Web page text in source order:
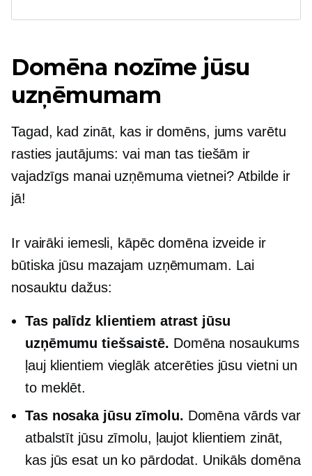
Domēna nozīme jūsu
uzņēmumam
Tagad, kad zināt, kas ir domēns, jums varētu
rasties jautājums: vai man tas tiešām ir
vajadzīgs manai uzņēmuma vietnei? Atbilde ir
jā!
Ir vairāki iemesli, kāpēc domēna izveide ir
būtiska jūsu mazajam uzņēmumam. Lai
nosauktu dažus:
Tas palīdz klientiem atrast jūsu
uzņēmumu tiešsaistē. Domēna nosaukums
ļauj klientiem vieglāk atcerēties jūsu vietni un
to meklēt.
Tas nosaka jūsu zīmolu. Domēna vārds var
atbalstīt jūsu zīmolu, ļaujot klientiem zināt,
kas jūs esat un ko pārdodat. Unikāls domēna